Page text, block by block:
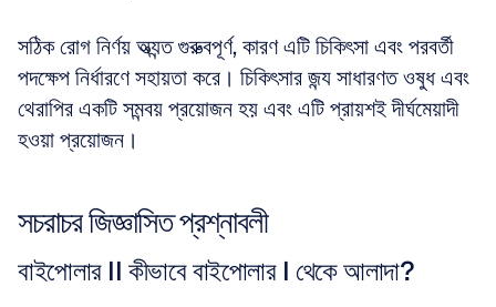
সঠিক রোগ নির্ণয় অত্যন্ত গুরুত্বপূর্ণ, কারণ এটি চিকিৎসা এবং পরবর্তী
পদক্ষেপ নির্ধারণে সহায়তা করে। চিকিৎসার জন্য সাধারণত ওষুধ এবং
থেরাপির একটি সমন্বয় প্রয়োজন হয় এবং এটি প্রায়শই দীর্ঘমেয়াদী
হওয়া প্রয়োজন।
সচরাচর জিজ্ঞাসিত প্রশ্নাবলী
বাইপোলার II কীভাবে বাইপোলার I থেকে আলাদা?